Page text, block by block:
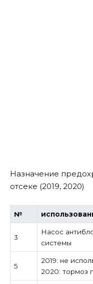
Назначение
отсеке (2019, 2020)
№
3
Насос
системы
5
2019: не
2020: тормоз